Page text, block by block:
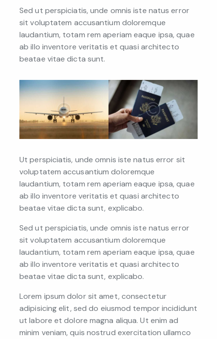
Sed ut perspiciatis, unde omnis iste natus error
sit voluptatem accusantium doloremque
laudantium, totam rem aperiam eaque ipsa, quae
ab illo inventore veritatis et quasi architecto
beatae vitae dicta sunt.
Ut perspiciatis, unde omnis iste natus error sit
voluptatem accusantium doloremque
laudantium, totam rem aperiam eaque ipsa, quae
ab illo inventore veritatis et quasi architecto
beatae vitae dicta sunt, explicabo.
Sed ut perspiciatis, unde omnis iste natus error
sit voluptatem accusantium doloremque
laudantium, totam rem aperiam eaque ipsa, quae
ab illo inventore veritatis et quasi architecto
beatae vitae dicta sunt, explicabo.
Lorem ipsum dolor sit amet, consectetur
adipisicing elit, sed do eiusmod tempor incididunt
ut labore et dolore magna aliqua. Ut enim ad
minim veniam, quis nostrud exercitation ullamco